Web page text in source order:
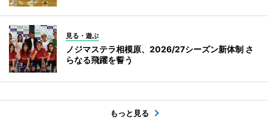
見る・遊ぶ
ノジマステラ相模原、2026/27シーズン新体制 さ
らなる飛躍を誓う
もっと見る